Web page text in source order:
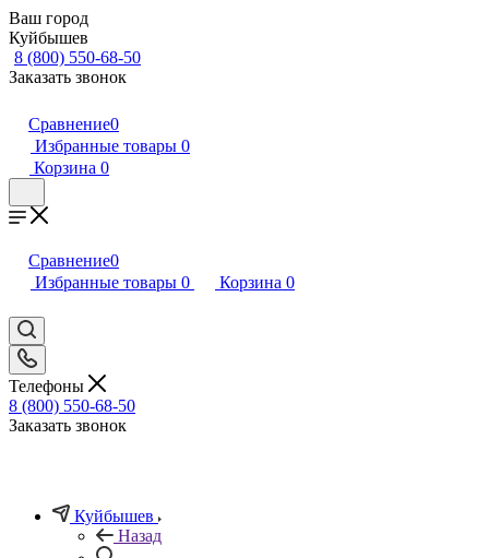
Ваш город
Куйбышев
8 (800) 550-68-50
Заказать звонок
Сравнение0
Избранные товары 0
Корзина 0
Сравнение0
Избранные товары 0 Корзина 0
Телефоны
8 (800) 550-68-50
Заказать звонок
Куйбышев
Назад